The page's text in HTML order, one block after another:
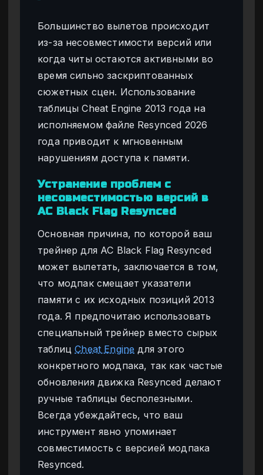
Большинство вылетов происходит
из-за несовместимости версий или
когда читы остаются активными во
время сильно заскриптованных
сюжетных сцен. Использование
таблицы Cheat Engine 2013 года на
исполняемом файле Resynced 2026
года приводит к мгновенным
нарушениям доступа к памяти.
Устранение проблем с
несовместимостью версий в
AC Black Flag Resynced
Основная причина, по которой ваш
трейнер для AC Black Flag Resynced
может вылетать, заключается в том,
что модпак смещает указатели
памяти с их исходных позиций 2013
года. Я предпочитаю использовать
специальный трейнер вместо сырых
таблицCheat Engine для этого
конкретного модпака, так как частые
обновления движка Resynced делают
ручные таблицы бесполезными.
Всегда убеждайтесь, что ваш
инструмент явно упоминает
совместимость с версией модпака
Resynced.